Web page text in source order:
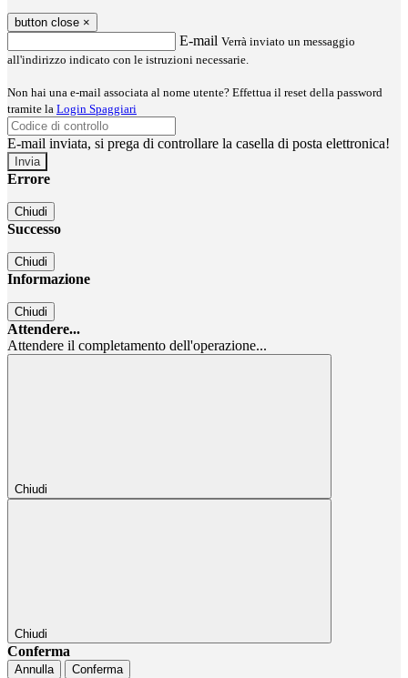
button close ×
E-mail Verrà inviato un messaggio
all'indirizzo indicato con le istruzioni necessarie.
Non hai una e-mail associata al nome utente? Effettua il reset della password
tramite la Login Spaggiari
E-mail inviata, si prega di controllare la casella di posta elettronica!
Errore
Chiudi
Successo
Chiudi
Informazione
Chiudi
Attendere...
Attendere il completamento dell'operazione...
Chiudi
Chiudi
Conferma
Annulla Conferma